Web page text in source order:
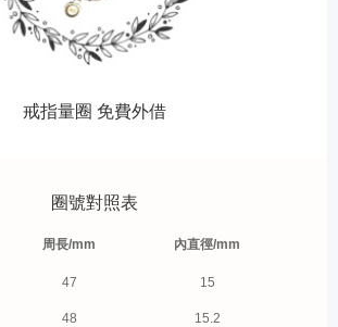
戒指量圈 免費外借
圈號對照表
周長/mm 內直徑/mm
47 15
48 15.2